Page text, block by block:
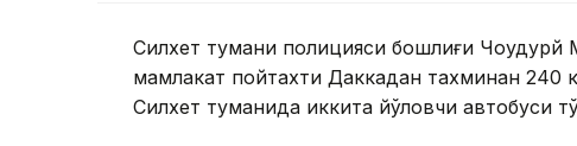
Силхет тумани полицияси бошлиғи Чоудҳурй
мамлакат пойтахти Даккадан тахминан
Силхет туманида иккита йўловчи автобуси